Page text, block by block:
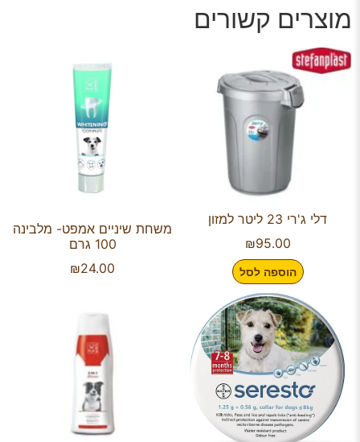
מוצרים קשורים
דלי ג'רי 23 ליטר למזון
₪95.00
הוספה לסל
משחת שיניים אמפט- מלבינה
100 גרם
₪24.00